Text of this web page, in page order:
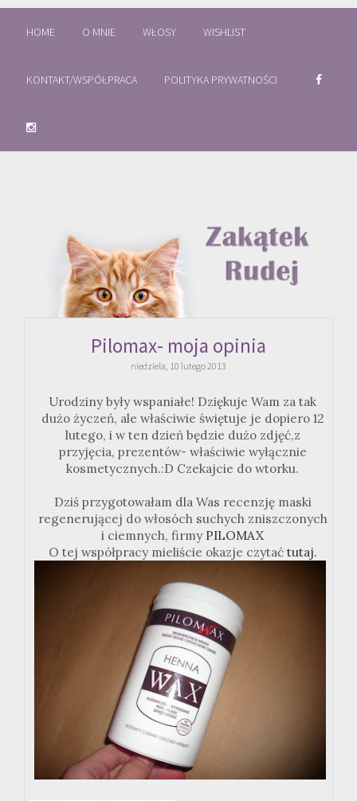
HOME O MNIE WŁOSY WISHLIST
KONTAKT/WSPÓŁPRACA POLITYKA PRYWATNOŚCI
Pilomax- moja opinia
niedziela, 10 lutego 2013
Urodziny były wspaniałe! Dziękuje Wam za tak
dużo życzeń, ale właściwie świętuje je dopiero 12
lutego, i w ten dzień będzie dużo zdjęć,z
przyjęcia, prezentów- właściwie wyłącznie
kosmetycznych.:D Czekajcie do wtorku.
Dziś przygotowałam dla Was recenzję maski
regenerującej do włosóch suchych zniszczonych
i ciemnych, firmy PILOMAX
O tej współpracy mieliście okazje czytać tutaj.